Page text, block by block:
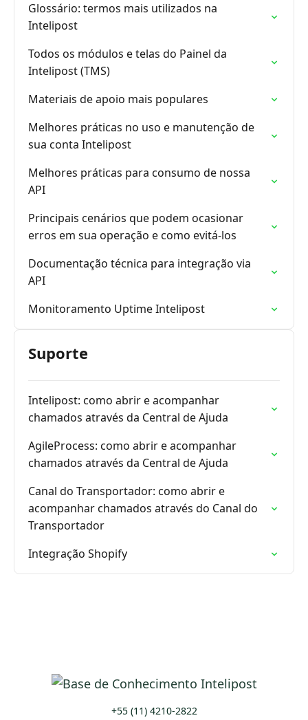
Glossário: termos mais utilizados na
Intelipost
Todos os módulos e telas do Painel da
Intelipost (TMS)
Materiais de apoio mais populares
Melhores práticas no uso e manutenção de
sua conta Intelipost
Melhores práticas para consumo de nossa
API
Principais cenários que podem ocasionar
erros em sua operação e como evitá-los
Documentação técnica para integração via
API
Monitoramento Uptime Intelipost
Suporte
Intelipost: como abrir e acompanhar
chamados através da Central de Ajuda
AgileProcess: como abrir e acompanhar
chamados através da Central de Ajuda
Canal do Transportador: como abrir e
acompanhar chamados através do Canal do
Transportador
Integração Shopify
+55 (11) 4210-2822